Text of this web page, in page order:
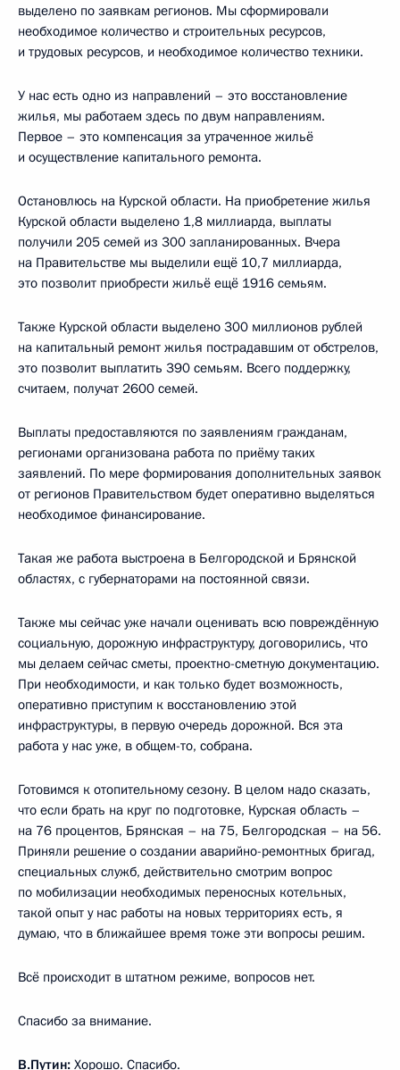
выделено по заявкам регионов. Мы сформировали
необходимое количество и строительных ресурсов,
и трудовых ресурсов, и необходимое количество техники.
У нас есть одно из направлений – это восстановление
жилья, мы работаем здесь по двум направлениям.
Первое – это компенсация за утраченное жильё
и осуществление капитального ремонта.
Остановлюсь на Курской области. На приобретение жилья
Курской области выделено 1,8 миллиарда, выплаты
получили 205 семей из 300 запланированных. Вчера
на Правительстве мы выделили ещё 10,7 миллиарда,
это позволит приобрести жильё ещё 1916 семьям.
Также Курской области выделено 300 миллионов рублей
на капитальный ремонт жилья пострадавшим от обстрелов,
это позволит выплатить 390 семьям. Всего поддержку,
считаем, получат 2600 семей.
Выплаты предоставляются по заявлениям гражданам,
регионами организована работа по приёму таких
заявлений. По мере формирования дополнительных заявок
от регионов Правительством будет оперативно выделяться
необходимое финансирование.
Такая же работа выстроена в Белгородской и Брянской
областях, с губернаторами на постоянной связи.
Также мы сейчас уже начали оценивать всю повреждённую
социальную, дорожную инфраструктуру, договорились, что
мы делаем сейчас сметы, проектно-сметную документацию.
При необходимости, и как только будет возможность,
оперативно приступим к восстановлению этой
инфраструктуры, в первую очередь дорожной. Вся эта
работа у нас уже, в общем-то, собрана.
Готовимся к отопительному сезону. В целом надо сказать,
что если брать на круг по подготовке, Курская область –
на 76 процентов, Брянская – на 75, Белгородская – на 56.
Приняли решение о создании аварийно-ремонтных бригад,
специальных служб, действительно смотрим вопрос
по мобилизации необходимых переносных котельных,
такой опыт у нас работы на новых территориях есть, я
думаю, что в ближайшее время тоже эти вопросы решим.
Всё происходит в штатном режиме, вопросов нет.
Спасибо за внимание.
В.Путин: Хорошо. Спасибо.